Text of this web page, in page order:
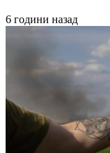
6 години назад